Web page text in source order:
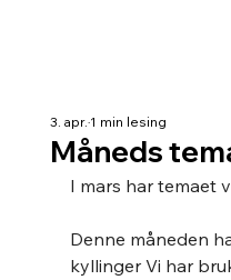
Måneds
3. apr.1 min lesing
I mars har temaet
Denne måneden
kyllinger Vi har